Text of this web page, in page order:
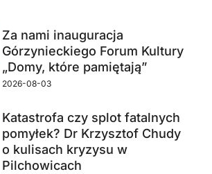
Za nami inauguracja
Górzynieckiego Forum Kultury
„Domy, które pamiętają”
2026-08-03
Katastrofa czy splot fatalnych
pomyłek? Dr Krzysztof Chudy
o kulisach kryzysu w
Pilchowicach